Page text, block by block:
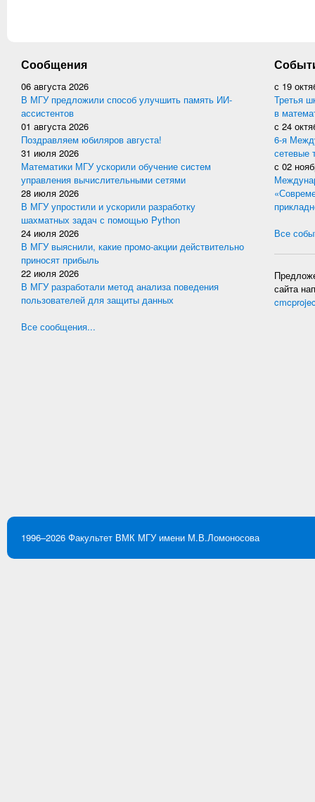
Сообщения
06 августа 2026
В МГУ предложили способ улучшить память ИИ-
ассистентов
01 августа 2026
Поздравляем юбиляров августа!
31 июля 2026
Математики МГУ ускорили обучение систем
управления вычислительными сетями
28 июля 2026
В МГУ упростили и ускорили разработку
шахматных задач с помощью Python
24 июля 2026
В МГУ выяснили, какие промо-акции действительно
приносят прибыль
22 июля 2026
В МГУ разработали метод анализа поведения
пользователей для защиты данных
Все сообщения...
с 19
Третья
в
с 24
6-я
сетевые
с 02
Все
сайта
1996–2026 Факультет ВМК МГУ имени М.В.Ломоносова